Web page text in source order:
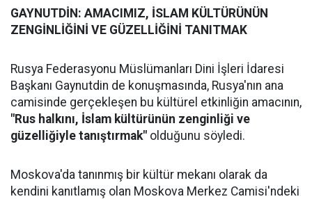
GAYNUTDİN: AMACIMIZ, İSLAM KÜLTÜRÜNÜN
ZENGİNLİĞİNİ VE GÜZELLİĞİNİ TANITMAK
Rusya Federasyonu Müslümanları Dini İşleri İdaresi
Başkanı Gaynutdin de konuşmasında, Rusya'nın ana
camisinde gerçekleşen bu kültürel etkinliğin amacının,
"Rus halkını, İslam kültürünün zenginliği ve
güzelliğiyle tanıştırmak" olduğunu söyledi.
Moskova'da tanınmış bir kültür mekanı olarak da
kendini kanıtlamış olan Moskova Merkez Camisi'ndeki